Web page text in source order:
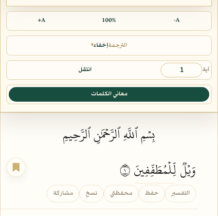
A-
100%
A+
الترجمةإخفاء▾
آية انتقل
معاني الكلمات
بِسۡمِ ٱللَّهِ ٱلرَّحۡمَٰنِ ٱلرَّحِيمِ
وَيۡلٞلِّلۡمُطَفِّفِينَ
التفسير حفظ محفظتي نسخ مشاركة